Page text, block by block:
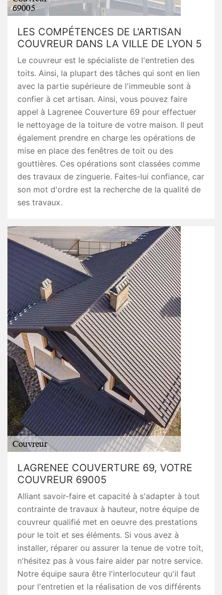
LES COMPÉTENCES DE L'ARTISAN
COUVREUR DANS LA VILLE DE LYON 5
Le couvreur est le spécialiste de l'entretien des
toits. Ainsi, la plupart des tâches qui sont en lien
avec la partie supérieure de l'immeuble sont à
confier à cet artisan. Ainsi, vous pouvez faire
appel à Lagrenee Couverture 69 pour effectuer
le nettoyage de la toiture de votre maison. Il peut
également prendre en charge les opérations de
mise en place des fenêtres de toit ou des
gouttières. Ces opérations sont classées comme
des travaux de zinguerie. Faites-lui confiance, car
son mot d'ordre est la recherche de la qualité de
ses travaux.
LAGRENEE COUVERTURE 69, VOTRE
COUVREUR 69005
Alliant savoir-faire et capacité à s'adapter à tout
contrainte de travaux à hauteur, notre équipe de
couvreur qualifié met en oeuvre des prestations
pour le toit et ses éléments. Si vous avez à
installer, réparer ou assurer la tenue de votre toit,
n'hésitez pas à vous faire aider par notre service.
Notre équipe saura être l'interlocuteur qu'il faut
pour l'entretien et la réalisation de vos différents